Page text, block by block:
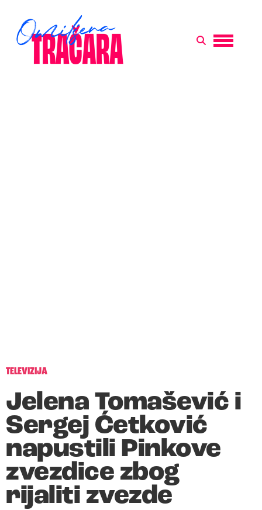
TELEVIZIJA
Jelena Tomašević i
Sergej Ćetković
napustili Pinkove
zvezdice zbog
rijaliti zvezde